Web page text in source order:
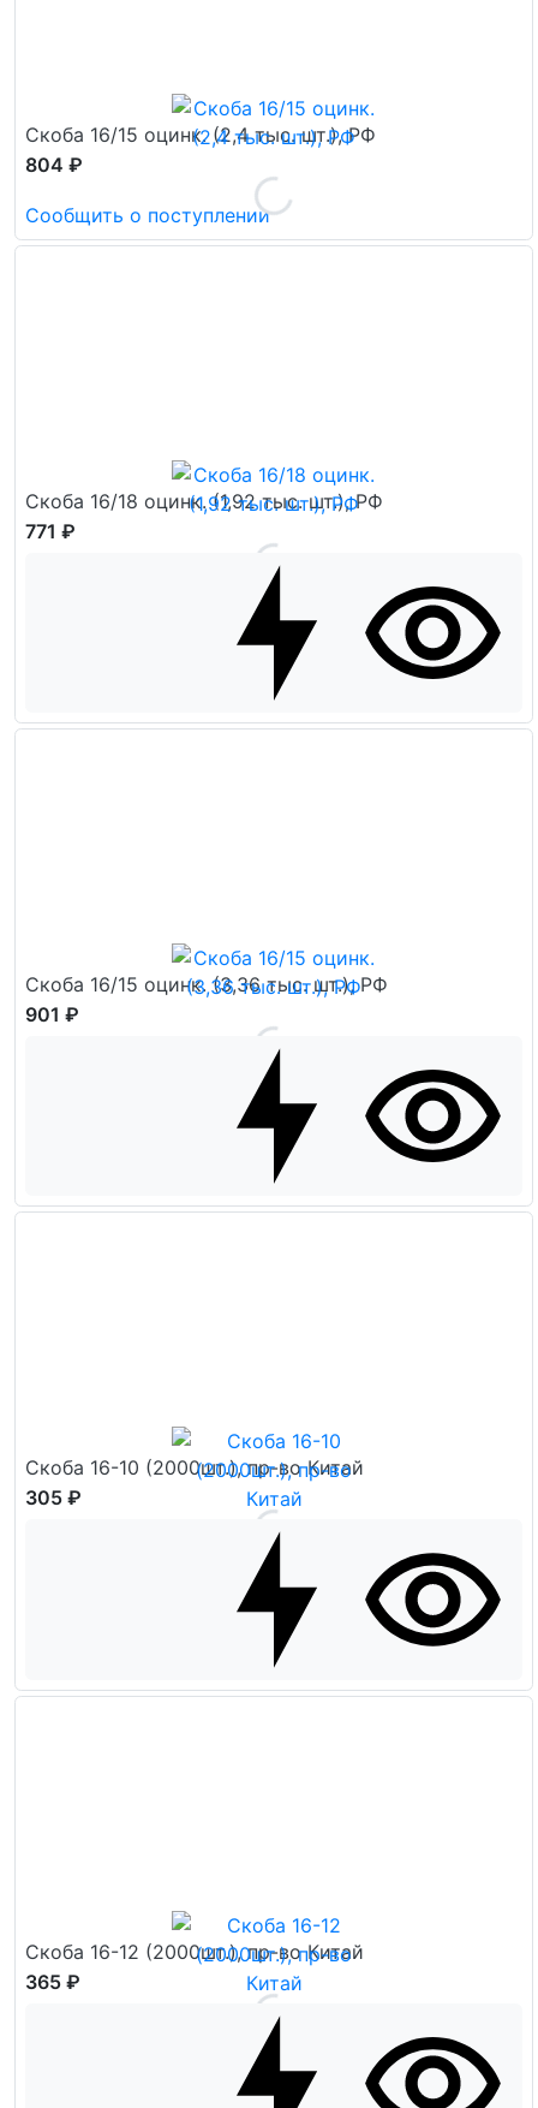
Скоба 16/15 оцинк. (2,4 тыс. шт.), РФ
804 ₽
Сообщить о поступлении
Скоба 16/18 оцинк. (1,92 тыс. шт.), РФ
771 ₽
Скоба 16/15 оцинк. (3,36 тыс. шт.), РФ
901 ₽
Скоба 16-10 (2000шт.), пр-во Китай
305 ₽
Скоба 16-12 (2000шт.), пр-во Китай
365 ₽